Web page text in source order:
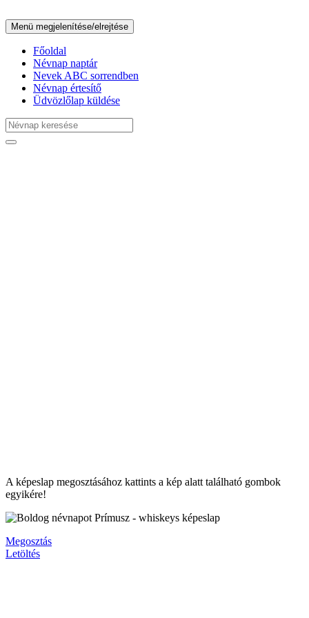
Menü megjelenítése/elrejtése
Főoldal
Névnap naptár
Nevek ABC sorrendben
Névnap értesítő
Üdvözlőlap küldése
A képeslap megosztásához kattints a kép alatt található gombok
egyikére!
Megosztás
Letöltés